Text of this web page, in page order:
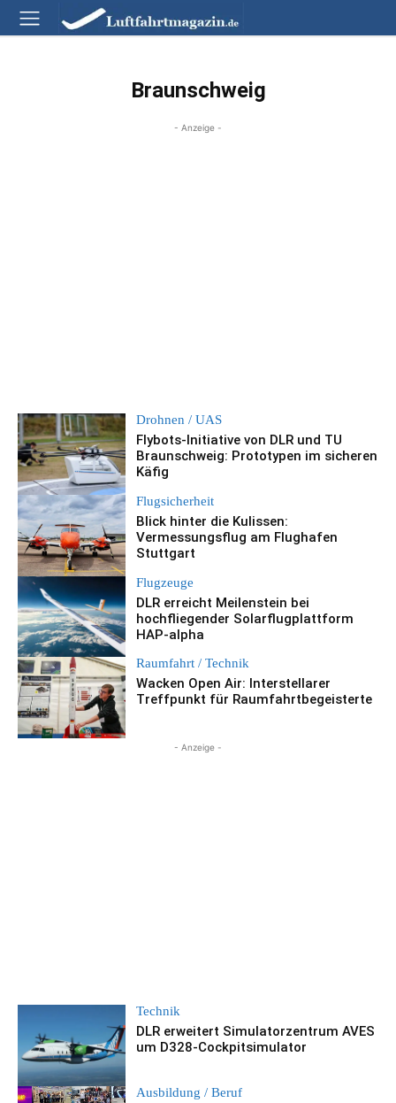
Braunschweig
- Anzeige -
Drohnen / UAS
Flybots-Initiative von DLR und TU
Braunschweig: Prototypen im sicheren
Käfig
Flugsicherheit
Blick hinter die Kulissen:
Vermessungsflug am Flughafen
Stuttgart
Flugzeuge
DLR erreicht Meilenstein bei
hochfliegender Solarflugplattform
HAP-alpha
Raumfahrt / Technik
Wacken Open Air: Interstellarer
Treffpunkt für Raumfahrtbegeisterte
- Anzeige -
Technik
DLR erweitert Simulatorzentrum AVES
um D328-Cockpitsimulator
Ausbildung / Beruf